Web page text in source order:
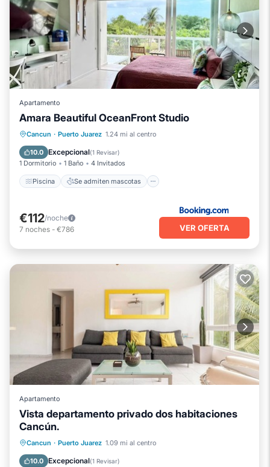
Apartamento
Amara Beautiful OceanFront Studio
Cancun · Puerto Juarez 1.24 mi al centro
10.0 Excepcional(1 Revisar)
1 Dormitorio 1 Baño 4 Invitados
Piscina Se admiten mascotas
Piscina
Se admiten mascotas
Aparcamiento
€112/noche
7 noches - €786 VER OFERTA
Apartamento
Vista departamento privado dos habitaciones
Cancún.
Cancun · Puerto Juarez 1.09 mi al centro
10.0 Excepcional(1 Revisar)
Frente al mar
Vista al mar
Balcón/Terraza